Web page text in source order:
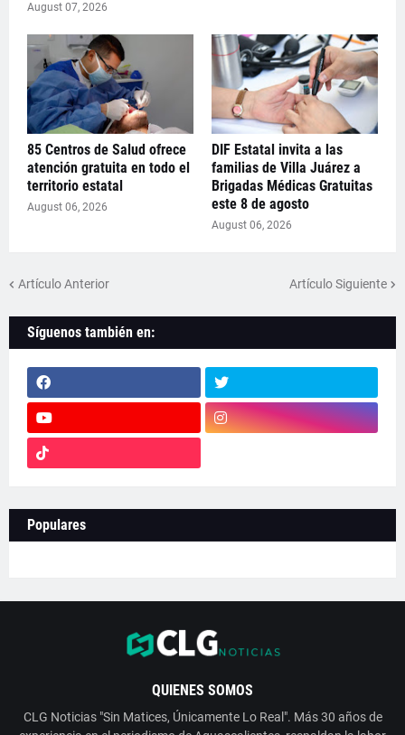
August 07, 2026
85 Centros de Salud ofrece
atención gratuita en todo el
territorio estatal
August 06, 2026
DIF Estatal invita a las
familias de Villa Juárez a
Brigadas Médicas Gratuitas
este 8 de agosto
August 06, 2026
Artículo Anterior Artículo Siguiente
Síguenos también en:
Populares
QUIENES SOMOS
CLG Noticias "Sin Matices, Únicamente Lo Real". Más 30 años de